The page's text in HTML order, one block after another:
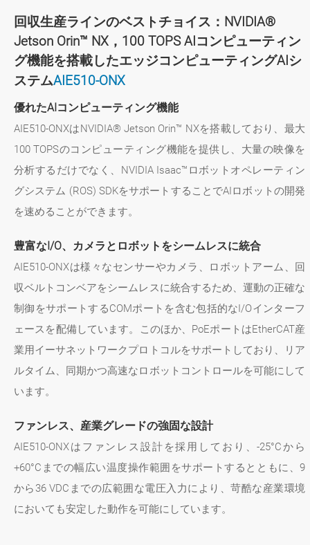
回収生産ラインのベストチョイス：NVIDIA®
Jetson Orin™ NX，100 TOPS AIコンピューティン
グ機能を搭載したエッジコンピューティングAIシ
ステムAIE510-ONX
優れたAIコンピューティング機能
AIE510-ONXはNVIDIA® Jetson Orin™ NXを搭載しており、最大
100 TOPSのコンピューティング機能を提供し、大量の映像を
分析するだけでなく、NVIDIA Isaac™ロボットオペレーティン
グシステム (ROS) SDKをサポートすることでAIロボットの開発
を速めることができます。
豊富なI/O、カメラとロボットをシームレスに統合
AIE510-ONXは様々なセンサーやカメラ、ロボットアーム、回
収ベルトコンベアをシームレスに統合するため、運動の正確な
制御をサポートするCOMポートを含む包括的なI/Oインターフ
ェースを配備しています。このほか、PoEポートはEtherCAT産
業用イーサネットワークプロトコルをサポートしており、リア
ルタイム、同期かつ高速なロボットコントロールを可能にして
います。
ファンレス、産業グレードの強固な設計
AIE510-ONXはファンレス設計を採用しており、-25°Cから
+60°Cまでの幅広い温度操作範囲をサポートするとともに、9
から36 VDCまでの広範囲な電圧入力により、苛酷な産業環境
においても安定した動作を可能にしています。